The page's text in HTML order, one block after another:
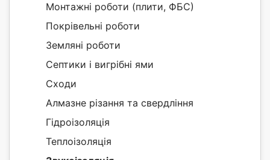
Монтажні роботи (плити, ФБС)
Покрівельні роботи
Земляні роботи
Септики і вигрібні ями
Сходи
Алмазне різання та свердління
Гідроізоляція
Теплоізоляція